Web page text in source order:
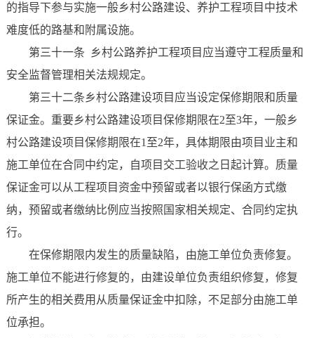
的指导下参与实施一般乡村公路建设、养护工程项目中技术
难度低的路基和附属设施。
第三十一条 乡村公路养护工程项目应当遵守工程质量和
安全监督管理相关法规规定。
第三十二条乡村公路建设项目应当设定保修期限和质量
保证金。重要乡村公路建设项目保修期限在2至3年，一般乡
村公路建设项目保修期限在1至2年，具体期限由项目业主和
施工单位在合同中约定，自项目交工验收之日起计算。质量
保证金可以从工程项目资金中预留或者以银行保函方式缴
纳，预留或者缴纳比例应当按照国家相关规定、合同约定执
行。
在保修期限内发生的质量缺陷，由施工单位负责修复。
施工单位不能进行修复的，由建设单位负责组织修复，修复
所产生的相关费用从质量保证金中扣除，不足部分由施工单
位承担。